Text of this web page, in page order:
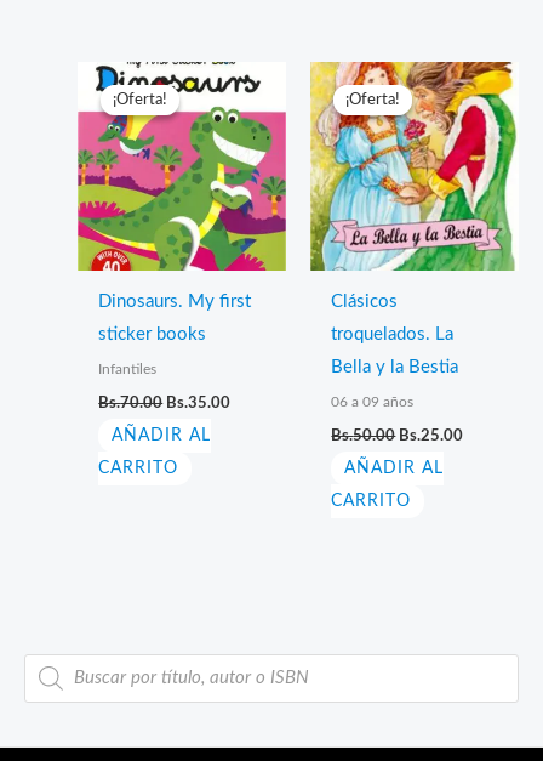
¡Oferta!
¡Oferta!
Dinosaurs. My first
sticker books
Infantiles
Bs.70.00 El
original
era:
Bs.70.00.
Bs.35.00
AÑADIR AL
CARRITO
¡Oferta!
¡Oferta!
Clásicos
troquelados. La
Bella y la Bestia
06 a 09 años
Bs.50.00 El
original
era:
Bs.50.00.
Bs.25.00
AÑADIR AL
CARRITO
B
e